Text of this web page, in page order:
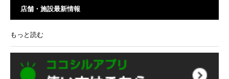
店舗・施設最新情報
もっと読む